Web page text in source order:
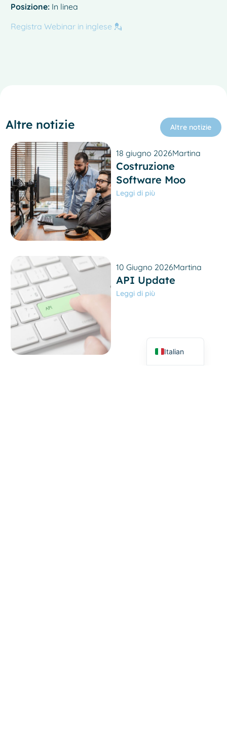
Posizione: In linea
Registra Webinar in inglese 💂
Altre notizie Altre notizie
18 giugno 2026Martina
Costruzione
Software Moo
Leggi di più
10 Giugno 2026Martina
API Update
Leggi di più
Italian
Spanish
French